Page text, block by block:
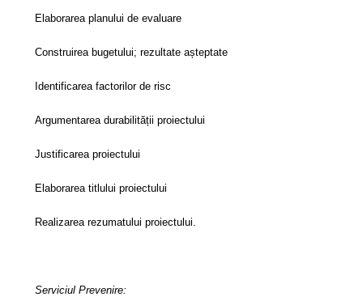
Elaborarea planului de evaluare
Construirea bugetului; rezultate așteptate
Identificarea factorilor de risc
Argumentarea durabilității proiectului
Justificarea proiectului
Elaborarea titlului proiectului
Realizarea rezumatului proiectului.
Serviciul Prevenire: